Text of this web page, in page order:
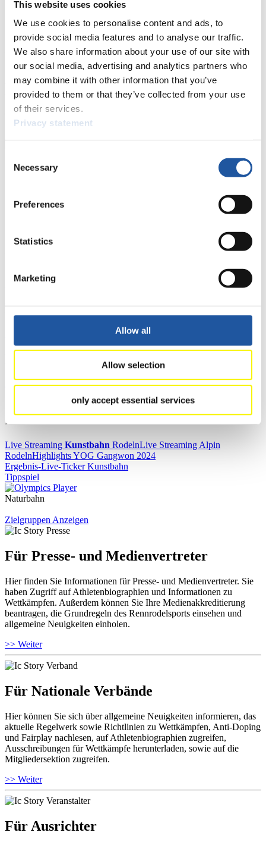
This website uses cookies
We use cookies to personalise content and ads, to
provide social media features and to analyse our traffic.
We also share information about your use of our site with
our social media, advertising and analytics partners who
may combine it with other information that you’ve
provided to them or that they’ve collected from your use
of their services.
Privacy statement
Selection
Necessary
Preferences
Statistics
Marketing
Allow all
Allow selection
only accept essential services
10. Daniel QUITTA (ITA) 71
11. Ziga PAGON (SLO) 67
12. Georg MAURER (GER) 60
12. Marcus GRAUSAM (GER) 60
29. Corey PUSEY (CAN) 19
33. John GIBSON (CAN) 17
35. Julien SCHULTZ (USA) 15
41. Kaj JOHNSON (CAN) 11
43. Greg JONES (CAN) 8
Chris Karl
FIL Media Service
AlleAllgemein
Rennkalender
Alpin RodelnRennkalender als PDF
AktuellGesamtständeStatistiken
FIL LIVE TV
Live Streaming Kunstbahn RodelnLive Streaming Alpin
RodelnHighlights YOG Gangwon 2024
Ergebnis-Live-Ticker Kunstbahn
Tippspiel
Naturbahn
Zielgruppen Anzeigen
Für Presse- und Medienvertreter
Hier finden Sie Informationen für Presse- und Medienvertreter. Sie
haben Zugriff auf Athletenbiographien und Informationen zu
Wettkämpfen. Außerdem können Sie Ihre Medienakkreditierung
beantragen, die Grundregeln des Rennrodelsports einsehen und
allgemeine Neuigkeiten einholen.
>> Weiter
Für Nationale Verbände
Hier können Sie sich über allgemeine Neuigkeiten informieren, das
aktuelle Regelwerk sowie Richtlinien zu Wettkämpfen, Anti-Doping
und Fairplay nachlesen, auf Athletenbiographien zugreifen,
Ausschreibungen für Wettkämpfe herunterladen, sowie auf die
Mitgliedersektion zugreifen.
>> Weiter
Für Ausrichter